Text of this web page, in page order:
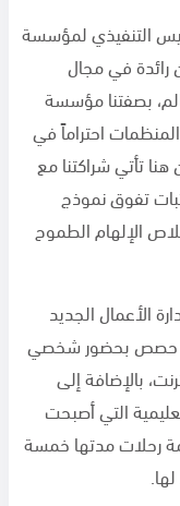
التنفيذي لمؤسسة
رائدة في مجال
بصفتنا مؤسسة
احتراماً في
تأتي شراكتنا مع
تفوق نموذج
الإلهام الطموح
الأعمال الجديد
حصص بحضور شخصي
بالإضافة إلى
التي أصبحت
رحلات مدتها خمسة